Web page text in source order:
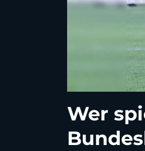
Wer